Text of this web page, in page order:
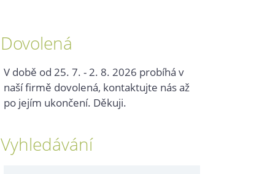
Dovolená
V době od 25. 7. - 2. 8. 2026 probíhá v
naší firmě dovolená, kontaktujte nás až
po jejím ukončení. Děkuji.
Vyhledávání